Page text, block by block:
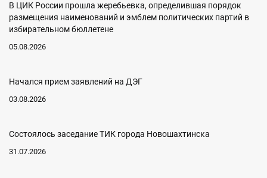
В ЦИК России прошла жеребьевка, определившая порядок
размещения наименований и эмблем политических партий в
избирательном бюллетене
05.08.2026
Начался прием заявлений на ДЭГ
03.08.2026
Состоялось заседание ТИК города Новошахтинска
31.07.2026